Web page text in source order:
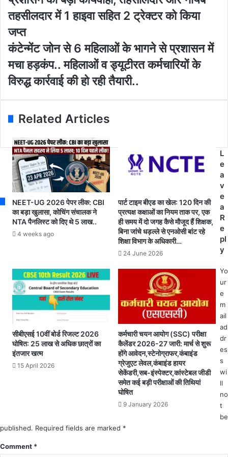
E
m
a
i
l
a
d
d
s
न्यू
ज
कु
न
कु
री
:
-
अ
त्ख
प्र
शा
ड़ी
का
वा
सी
ना
ब
तहसीलदार में 1 हाइवा सहित 2 ट्रेक्टर को किया
जप्त
कं
न्में
ट
जो
न
ला
ओं
के
भा
प्र
शा
चा
कं
टी
त
कंटेन्मेंट जोन से 6 महिलाओं के भागने से प्रशासन में
मचा हड़कंप.. महिलाओं व ड्यूटीरत कर्मचारियों के
विरुद्ध कार्रवाई की हो रही तैयारी..
Related Articles
NEET-UG 2026 पेपर लीक: CBI
का बड़ा खुलासा, कोचिंग संचालक ने
NTA पैनलिस्ट को दिए थे 5 लाख..
4 weeks ago
पार्ट टाइम बीएड का खेल: 120 दिन की
प्रत्यक्ष कक्षाओं का नियम ताक पर, एक
ही समय में दो जगह कैसे मौजूद हैं शिक्षक,
बिना जांचे धड़ल्ले से एनओसी बांट रहे
शिक्षा विभाग के अधिकारी…
24 June 2026
सीबीएसई 10वीं बोर्ड रिजल्ट 2026
घोषित: 25 लाख से अधिक छात्रों का
इंतजार खत्म
15 April 2026
कर्मचारी चयन आयोग (SSC) परीक्षा
कैलेंडर 2026-27 जारी: मार्च से शुरू
होंगे आवेदन,स्टेनोग्राफर,कंबाइंड
ग्रेजुएट लेवल,कंबाइंड हायर
सेकेंडरी,सब-इंस्पेक्टर,कांस्टेबल जीडी
समेत कई बड़ी परीक्षाओं की तिथियां
घोषित
9 January 2026
L
e
a
v
e
a
R
e
pl
y
Yo
ur
e
m
ail
ad
dr
es
s
wi
ll
no
t
be
published. Required fields are marked *
Comment *